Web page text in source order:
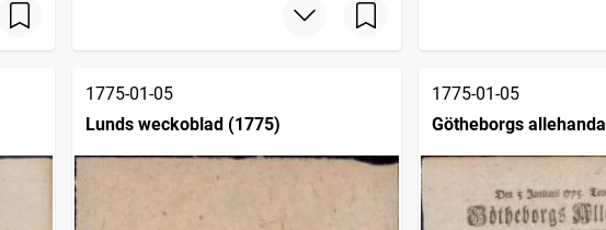
1775-01-05
Lunds weckoblad (1775)
1775-01-05
Götheborgs allehanda